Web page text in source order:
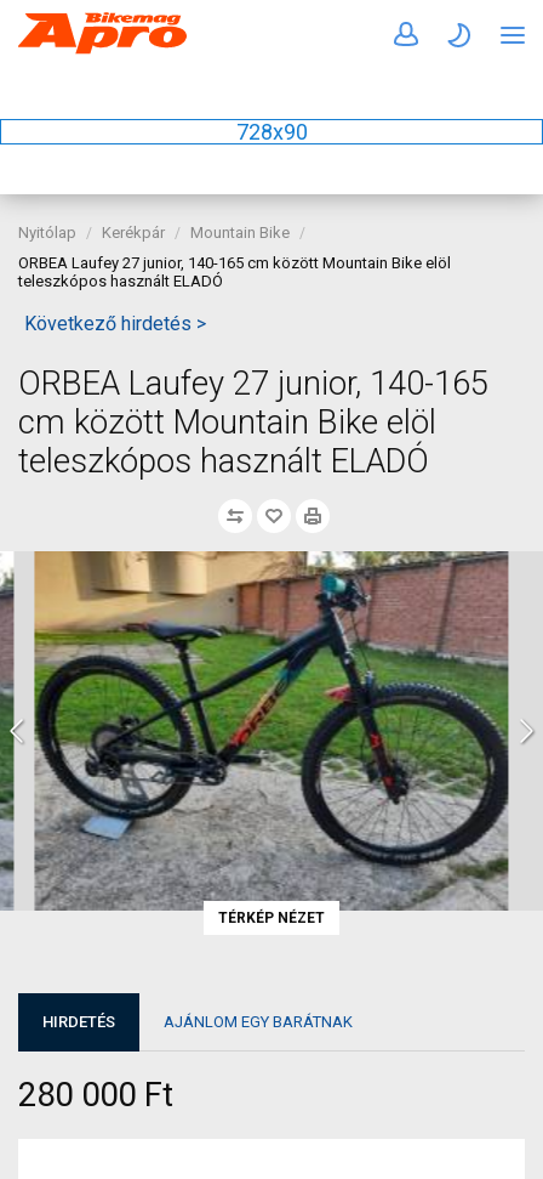
728x90
Nyitólap Kerékpár
Mountain Bike
ORBEA Laufey 27 junior, 140-165 cm között Mountain Bike elöl
teleszkópos használt ELADÓ
Következő hirdetés >
ORBEA Laufey 27 junior, 140-165
cm között Mountain Bike elöl
teleszkópos használt ELADÓ
TÉRKÉP NÉZET
HIRDETÉS AJÁNLOM EGY BARÁTNAK
280 000 Ft